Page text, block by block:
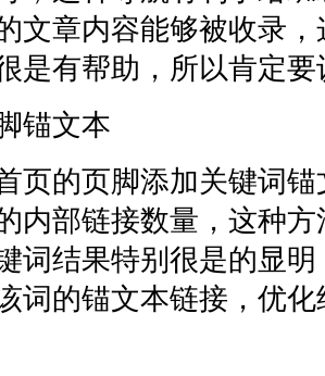
文章内容能够被收录
是有帮助，所以肯定
文本
的页脚添加关键词锚
内部链接数量，这种
词结果特别很是的显
词的锚文本链接，优